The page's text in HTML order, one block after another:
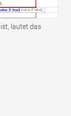
lautet das